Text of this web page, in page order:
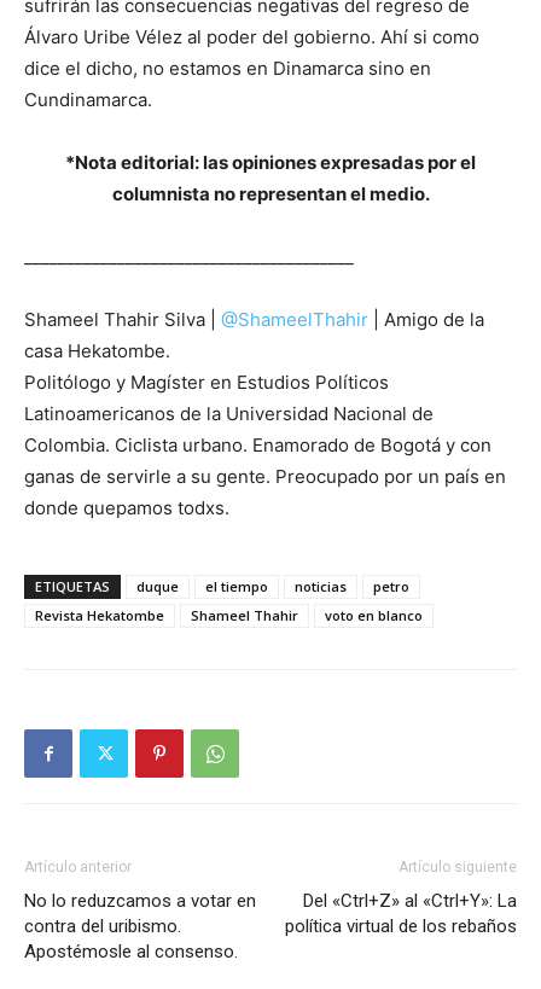
sufrirán las consecuencias negativas del regreso de
Álvaro Uribe Vélez al poder del gobierno. Ahí si como
dice el dicho, no estamos en Dinamarca sino en
Cundinamarca.
*Nota editorial: las opiniones expresadas por el
columnista no representan el medio.
Shameel Thahir Silva | @ShameelThahir | Amigo de la
casa Hekatombe.
Politólogo y Magíster en Estudios Políticos
Latinoamericanos de la Universidad Nacional de
Colombia. Ciclista urbano. Enamorado de Bogotá y con
ganas de servirle a su gente. Preocupado por un país en
donde quepamos todxs.
ETIQUETAS duque el tiempo noticias
petro
Revista Hekatombe
Shameel Thahir voto en blanco
Artículo anterior
No lo reduzcamos a votar en
contra del uribismo.
Apostémosle al consenso.
Artículo siguiente
Del «Ctrl+Z» al «Ctrl+Y»: La
política virtual de los rebaños